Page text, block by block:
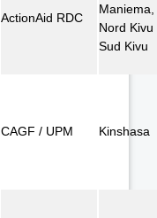
ActionAid RDC
Maniema,
Nord Kivu
Sud Kivu
CAGF / UPM Kinshasa